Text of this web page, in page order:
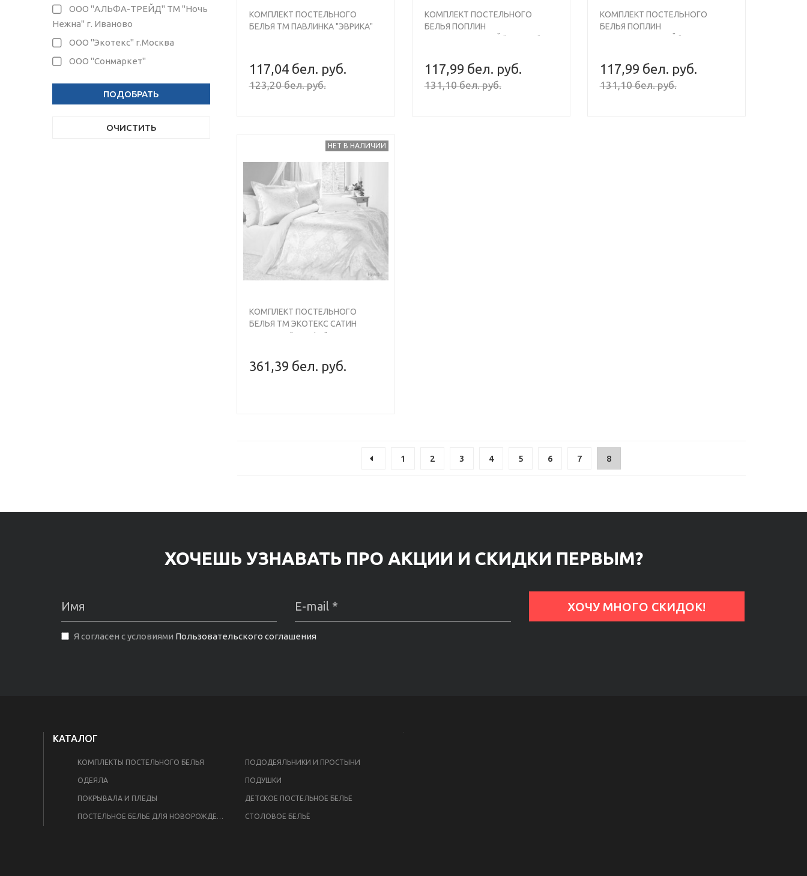
ООО "АЛЬФА-ТРЕЙД" ТМ "Ночь
Нежна" г. Иваново
ООО "Экотекс" г.Москва
ООО "Сонмаркет"
ПОДОБРАТЬ
ОЧИСТИТЬ
КОМПЛЕКТ ПОСТЕЛЬНОГО
БЕЛЬЯ ТМ ПАВЛИНКА "ЭВРИКА"
117,04 бел. руб.
123,20 бел. руб.
КОМПЛЕКТ ПОСТЕЛЬНОГО
БЕЛЬЯ ПОПЛИН
ГЛАДКОКРАШЕНЫЙ "СИРЕНЬ"
117,99 бел. руб.
131,10 бел. руб.
КОМПЛЕКТ ПОСТЕЛЬНОГО
БЕЛЬЯ ПОПЛИН
ГЛАДКОКРАШЕНЫЙ "ЛИЛОВАЯ
117,99 бел. руб.
131,10 бел. руб.
НЕТ В НАЛИЧИИ
КОМПЛЕКТ ПОСТЕЛЬНОГО
БЕЛЬЯ ТМ ЭКОТЕКС САТИН
ЖАККАРД,"НИМФА" ДУЭТ
361,39 бел. руб.
1 2 3 4 5 6 7 8
ХОЧЕШЬ УЗНАВАТЬ ПРО АКЦИИ И СКИДКИ ПЕРВЫМ?
Я согласен с условиями Пользовательского соглашения
КАТАЛОГ
КОМПЛЕКТЫ ПОСТЕЛЬНОГО БЕЛЬЯ ПОДОДЕЯЛЬНИКИ И ПРОСТЫНИ
ОДЕЯЛА ПОДУШКИ
ПОКРЫВАЛА И ПЛЕДЫ ДЕТСКОЕ ПОСТЕЛЬНОЕ БЕЛЬЕ
ПОСТЕЛЬНОЕ БЕЛЬЕ ДЛЯ НОВОРОЖДЕННЫХ СТОЛОВОЕ БЕЛЬЁ